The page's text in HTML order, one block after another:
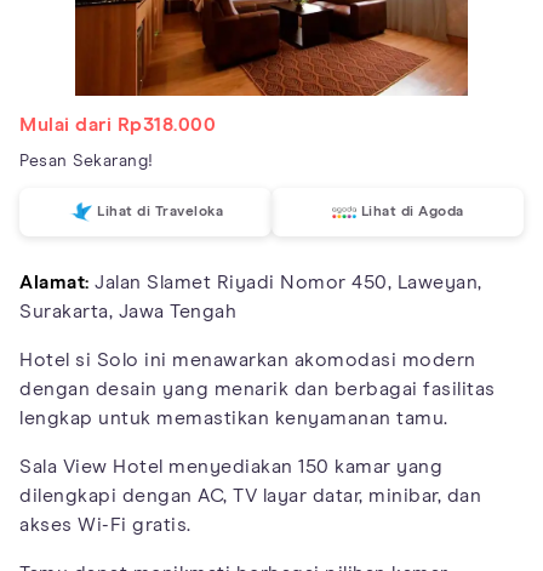
Mulai dari Rp318.000
Pesan Sekarang!
Lihat di Traveloka Lihat di Agoda
Alamat: Jalan Slamet Riyadi Nomor 450, Laweyan,
Surakarta, Jawa Tengah
Hotel si Solo ini menawarkan akomodasi modern
dengan desain yang menarik dan berbagai fasilitas
lengkap untuk memastikan kenyamanan tamu.
Sala View Hotel menyediakan 150 kamar yang
dilengkapi dengan AC, TV layar datar, minibar, dan
akses Wi-Fi gratis.